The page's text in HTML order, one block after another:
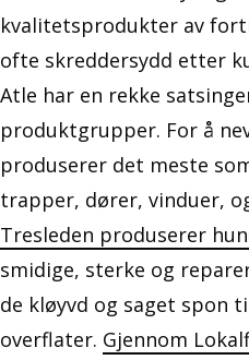
kvalitetsprodukter av
ofte skreddersydd etter
Atle har en rekke
produktgrupper. For å
produserer det meste
trapper, dører, vinduer,
Tresleden produserer
smidige, sterke og
de kløyvd og saget spon
overflater. Gjennom